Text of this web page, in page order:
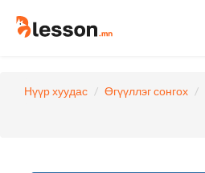
Нүүр хуудас Өгүүллэг сонгох